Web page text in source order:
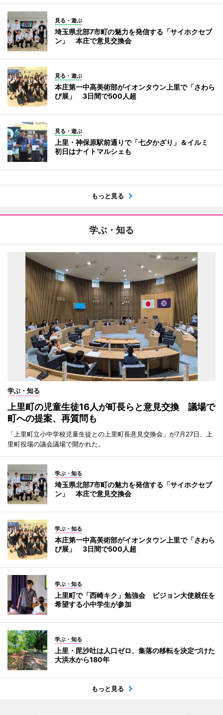
見る・遊ぶ
埼玉県北部7市町の魅力を発信する「サイホクセブ
ン」 本庄で意見交換会
見る・遊ぶ
本庄第一中高美術部がイオンタウン上里で「さわら
び展」 3日間で500人超
見る・遊ぶ
上里・神保原駅前通りで「七夕かざり」＆イルミ
初日はナイトマルシェも
もっと見る
学ぶ・知る
学ぶ・知る
上里町の児童生徒16人が町長らと意見交換 議場で
町への提案、再質問も
「上里町立小中学校児童生徒との上里町長意見交換会」が7月27日、上
里町役場の議会議場で開かれた。
学ぶ・知る
埼玉県北部7市町の魅力を発信する「サイホクセブ
ン」 本庄で意見交換会
学ぶ・知る
本庄第一中高美術部がイオンタウン上里で「さわら
び展」 3日間で500人超
学ぶ・知る
上里町で「西崎キク」勉強会 ビジョン大使就任を
希望する小中学生が参加
学ぶ・知る
上里・毘沙吐は人口ゼロ、集落の移転を決定づけた
大洪水から180年
もっと見る